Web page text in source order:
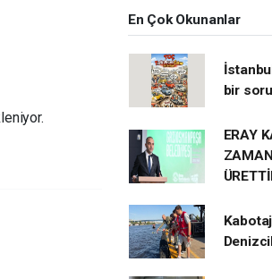
En Çok Okunanlar
bir
ERAY